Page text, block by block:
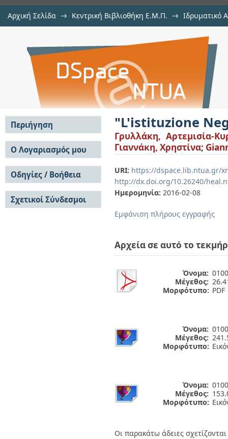
Αρχική Σελίδα → Κεντρική Βιβλιοθήκη Ε.Μ.Π. → Ιδρυματικό
"L'istituzione
Γρυλλάκη, Αρτεμισία-
Γιαννάκη, Χρηστίνα;
URI: https://dspace.lib.ntua.gr/
http://dx.doi.org/10.26240/
Ημερομηνία: 2016-02-08
Εμφάνιση πλήρους εγγραφής
Αρχεία σε αυτό το
Όνομα:
Μέγεθος:
Μορφότυπο: PDF
Όνομα:
Μέγεθος:
Μορφότυπο:
Όνομα:
Μέγεθος:
Μορφότυπο:
Οι παρακάτω άδειες
Περιήγηση
Σε όλο το DSpace
Κοινότητες & Συλλογές
Ανά Ημερομηνία
Έκδοσης
Συγγραφείς
Τίτλοι
Θέματα
Ο Λογαριασμός μου
Σύνδεση
Εγγραφή
Οδηγίες / Βοήθεια
Οδηγίες Υποβολής
Οδηγίες Χρήσης ΙΑ
Συχνές Ερωτήσεις
Σχετικοί Σύνδεσμοι